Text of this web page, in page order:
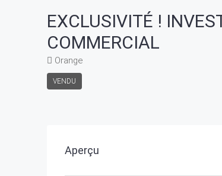
EXCLUSIVITÉ !
COMMERCIAL
Orange
VENDU
Aperçu